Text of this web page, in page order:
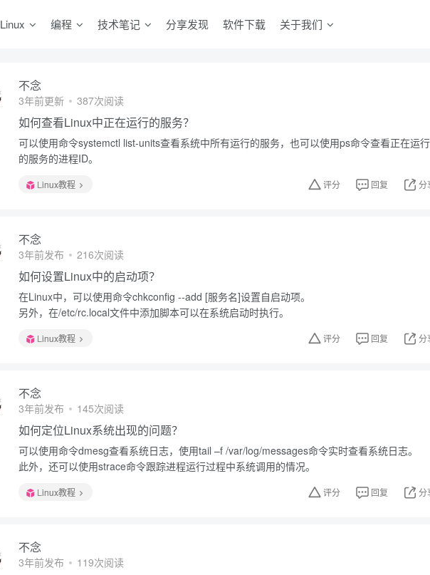
Linux 编程 技术笔记 分享发现 软件下载 关于我们
不念
3年前更新 387次阅读
如何查看Linux中正在运行的服务？
可以使用命令systemctl list-units查看系统中所有运行的服务，也可以使用ps命令查看正在运行
的服务的进程ID。
Linux教程 评分 回复 分
不念
3年前发布 216次阅读
如何设置Linux中的启动项？
在Linux中，可以使用命令chkconfig --add [服务名]设置自启动项。
另外，在/etc/rc.local文件中添加脚本可以在系统启动时执行。
Linux教程 评分 回复 分
不念
3年前发布 145次阅读
如何定位Linux系统出现的问题？
可以使用命令dmesg查看系统日志，使用tail –f /var/log/messages命令实时查看系统日志。
此外，还可以使用strace命令跟踪进程运行过程中系统调用的情况。
Linux教程 评分 回复 分
不念
3年前发布 119次阅读